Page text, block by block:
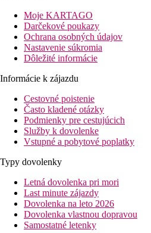
Večera
servírované
Vzdialenosti
Centrum mesta
53 km
Vzdialenosť od najbližšieho letiska
150 m
Vzdialenosť k pláži
Pláž
Ležadla na pláži za poplatok
Slnečníky na pláži za poplatok
Plážová dovolenka
Moje KARTAGO
Darčekové poukazy
Ochrana osobných údajov
Nastavenie súkromia
Dôležité informácie
Informácie k zájazdu
Cestovné poistenie
Často kladené otázky
Podmienky pre cestujúcich
Služby k dovolenke
Vstupné a pobytové poplatky
Typy dovolenky
Letná dovolenka pri mori
Last minute zájazdy
Dovolenka na leto 2026
Dovolenka vlastnou dopravou
Samostatné letenky